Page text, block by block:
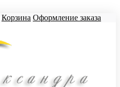
Корзина Оформление заказа